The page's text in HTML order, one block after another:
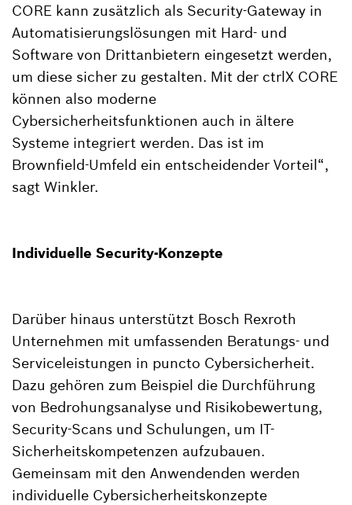
CORE kann zusätzlich als Security-Gateway in
Automatisierungslösungen mit Hard- und
Software von Drittanbietern eingesetzt werden,
um diese sicher zu gestalten. Mit der ctrlX CORE
können also moderne
Cybersicherheitsfunktionen auch in ältere
Systeme integriert werden. Das ist im
Brownfield-Umfeld ein entscheidender Vorteil“,
sagt Winkler.
Individuelle Security-Konzepte
Darüber hinaus unterstützt Bosch Rexroth
Unternehmen mit umfassenden Beratungs- und
Serviceleistungen in puncto Cybersicherheit.
Dazu gehören zum Beispiel die Durchführung
von Bedrohungsanalyse und Risikobewertung,
Security-Scans und Schulungen, um IT-
Sicherheitskompetenzen aufzubauen.
Gemeinsam mit den Anwendenden werden
individuelle Cybersicherheitskonzepte